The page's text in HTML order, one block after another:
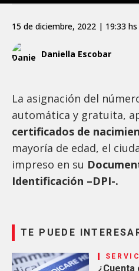
Daniella Escobar
15 de diciembre, 2022 | 19:33 hs
La asignación del
automática y gratuita,
certificados de
mayoría de edad, el
impreso en su
Identificación –DPI-.
TE PUEDE
¿Cuenta